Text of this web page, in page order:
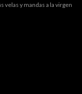
y mandas a la virgen